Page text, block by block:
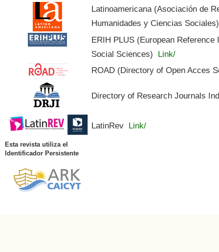
Latinoamericana (Asociación de
Humanidades y Ciencias Sociales)
ERIH PLUS (European
Social Sciences) Link/
ROAD (Directory of Open Acces
Directory of Research Journals
LatinRev Link/
Esta revista utiliza el
Identificador Persistente